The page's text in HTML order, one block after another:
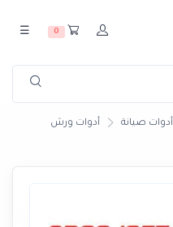
0
☰
أدوات صيانة
أدوات ورش